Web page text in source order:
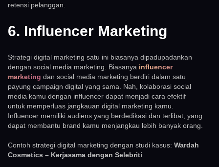
retensi pelanggan.
6. Influencer Marketing
Strategi digital marketing satu ini biasanya dipadupadankan
dengan social media marketing. Biasanya influencer
marketing dan social media marketing berdiri dalam satu
payung campaign digital yang sama. Nah, kolaborasi social
media kamu dengan influencer dapat menjadi cara efektif
untuk memperluas jangkauan digital marketing kamu.
Influencer memiliki audiens yang berdedikasi dan terlibat, yang
dapat membantu brand kamu menjangkau lebih banyak orang.
Contoh strategi digital marketing dengan studi kasus: Wardah
Cosmetics – Kerjasama dengan Selebriti